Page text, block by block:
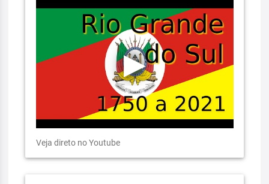
Veja direto no Youtube